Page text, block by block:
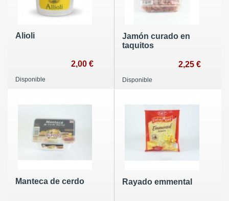
Alioli
2,00 €
Disponible
Jamón curado en
taquitos
2,25 €
Disponible
Manteca de cerdo Rayado emmental